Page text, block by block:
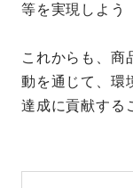
等を実現しよ
これからも、商
動を通じて、環
達成に貢献する